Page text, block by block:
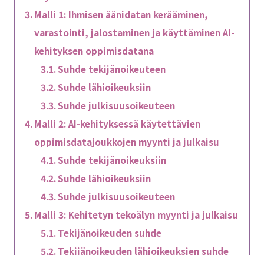
Malli 1: Ihmisen äänidatan kerääminen,
varastointi, jalostaminen ja käyttäminen AI-
kehityksen oppimisdatana
Suhde tekijänoikeuteen
Suhde lähioikeuksiin
Suhde julkisuusoikeuteen
Malli 2: AI-kehityksessä käytettävien
oppimisdatajoukkojen myynti ja julkaisu
Suhde tekijänoikeuksiin
Suhde lähioikeuksiin
Suhde julkisuusoikeuteen
Malli 3: Kehitetyn tekoälyn myynti ja julkaisu
Tekijänoikeuden suhde
Tekijänoikeuden lähioikeuksien suhde